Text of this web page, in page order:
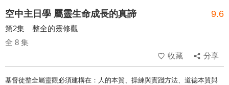
空中主日學 屬靈生命成長的真諦 9.6
第2集 整全的靈修觀
全 8 集
收藏
分享
基督徒整全屬靈觀必須建構在：人的本質、操練與實踐方法、道德本質與